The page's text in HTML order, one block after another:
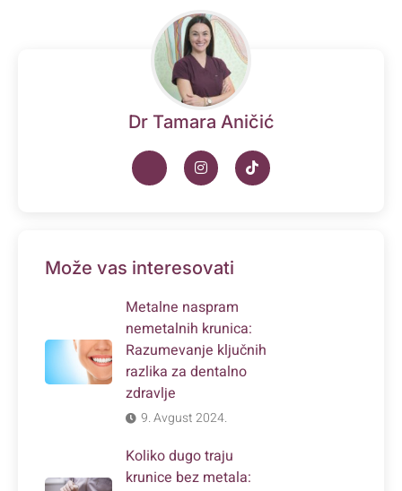
Dr Tamara Aničić
Može vas interesovati
Metalne naspram
nemetalnih krunica:
Razumevanje ključnih
razlika za dentalno
zdravlje
9. Avgust 2024.
Koliko dugo traju
krunice bez metala: